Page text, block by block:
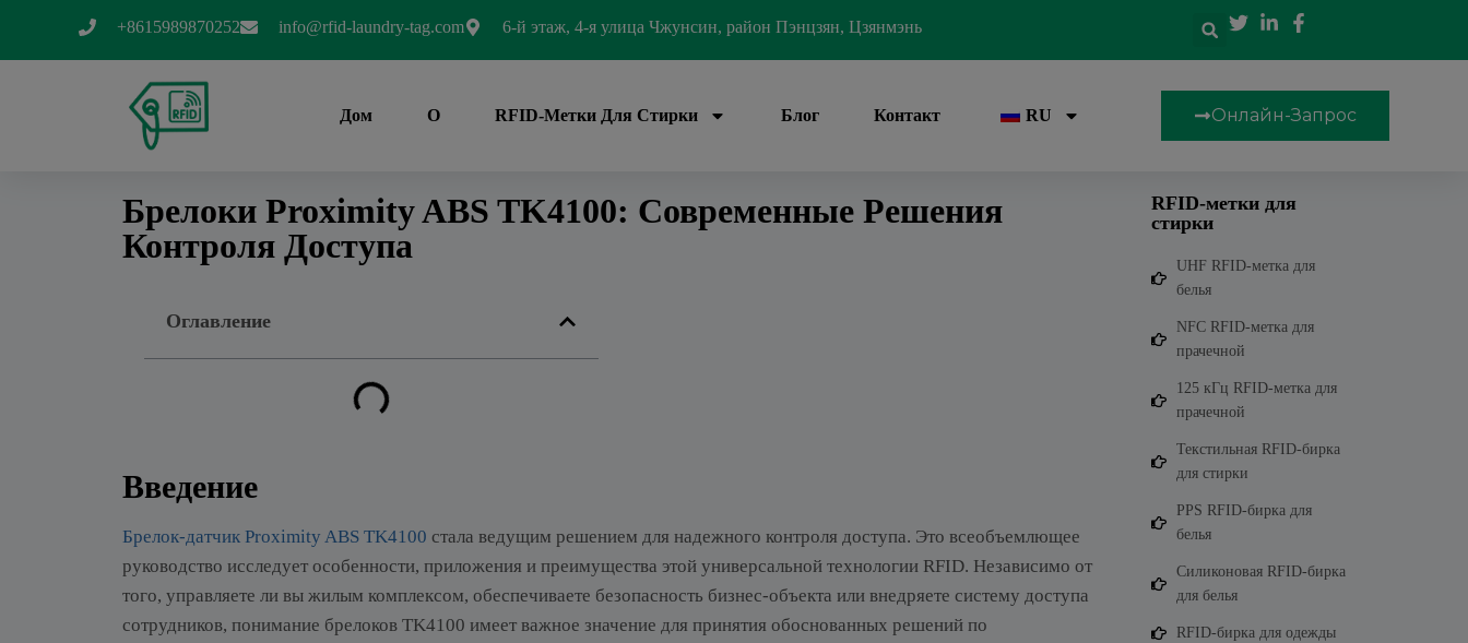
+8615989870252 info@rfid-laundry-tag.com 6-й этаж, 4-я улица Чжунсин, район Пэнцзян, Цзянмэнь
Дом О RFID-Метки Для Стирки Блог Контакт RU Онлайн-Запрос
Брелоки Proximity ABS TK4100: Современные Решения
Контроля Доступа
Оглавление
Введение
Брелок-датчик Proximity ABS TK4100 стала ведущим решением для надежного контроля доступа. Это всеобъемлющее
руководство исследует особенности, приложения и преимущества этой универсальной технологии RFID. Независимо от
того, управляете ли вы жилым комплексом, обеспечиваете безопасность бизнес-объекта или внедряете систему доступа
сотрудников, понимание брелоков TK4100 имеет важное значение для принятия обоснованных решений по
RFID-метки для
стирки
UHF RFID-метка для
белья
NFC RFID-метка для
прачечной
125 кГц RFID-метка для
прачечной
Текстильная RFID-бирка
для стирки
PPS RFID-бирка для
белья
Силиконовая RFID-бирка
для белья
RFID-бирка для одежды